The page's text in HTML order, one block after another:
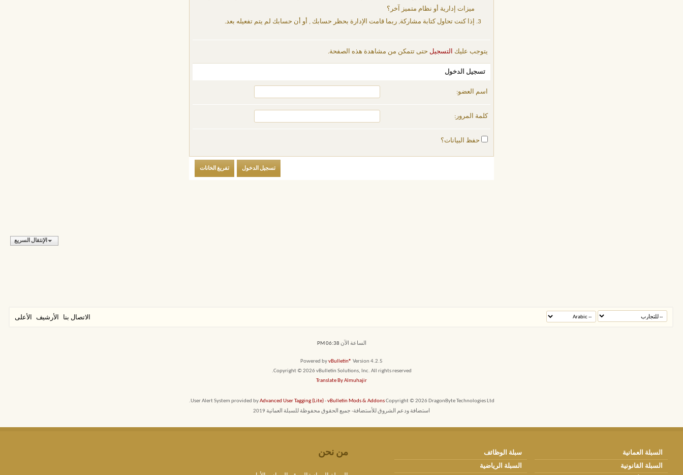
ميزات إدارية أو نظام متميز آخر؟
إذا كنت تحاول كتابة مشاركة, ربما قامت الإدارة بحظر حسابك , أو أن حسابك لم يتم تفعيله بعد.
يتوجب عليك التسجيل حتى تتمكن من مشاهدة هذه الصفحة.
تسجيل الدخول
اسم العضو:
كلمة المرور:
حفظ البيانات؟
الإنتقال السريع
الاتصال بنا الأرشيف الأعلى
الساعة الآن 06:38 PM
Powered byvBulletin® Version 4.2.5
Copyright © 2026 vBulletin Solutions, Inc. All rights reserved.
Translate By Almuhajir
User Alert System provided byAdvanced User Tagging (Lite)-vBulletin Mods & AddonsCopyright © 2026 DragonByte Technologies Ltd.
استضافة ودعم الشروق للأستضافة- جميع الحقوق محفوظة للسبلة العمانية 2019
السبلة العمانية
سبلة الوظائف
السبلة القانونية
السبلة الرياضية
من نحن